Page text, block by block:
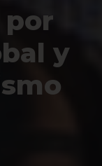
por
y